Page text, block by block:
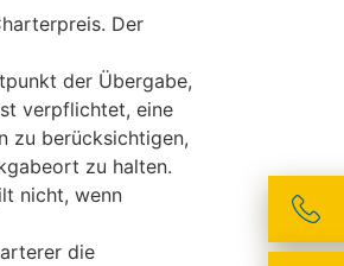
Der
der Übergabe,
verpflichtet, eine
zu berücksichtigen,
zu halten.
nicht, wenn
die